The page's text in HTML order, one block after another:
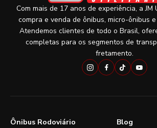
Com mais de 17 anos de experiência, a
compra e venda de ônibus, micro-ônibus
Atendemos clientes de todo o Brasil,
completas para os segmentos de
fretamento.
Ônibus Rodoviário
Blog